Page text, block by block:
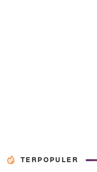
TERPOPULER